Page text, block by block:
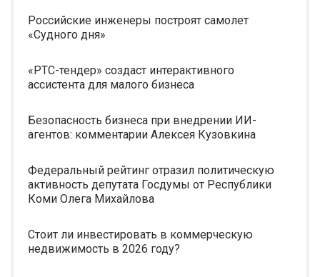
Российские инженеры построят самолет
«Судного дня»
«РТС-тендер» создаст интерактивного
ассистента для малого бизнеса
Безопасность бизнеса при внедрении ИИ-
агентов: комментарии Алексея Кузовкина
Федеральный рейтинг отразил политическую
активность депутата Госдумы от Республики
Коми Олега Михайлова
Стоит ли инвестировать в коммерческую
недвижимость в 2026 году?